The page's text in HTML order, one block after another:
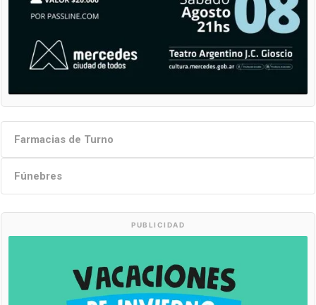
Farmacias de Turno
Fúnebres
PUBLICIDAD